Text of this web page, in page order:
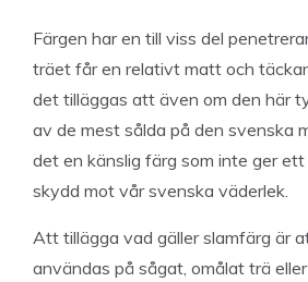
Färgen har en till viss del
träet får en relativt matt och
det tilläggas att även om den här
av de mest sålda på den svenska
det en känslig färg som inte ger
skydd mot vår svenska väderlek.
Att tillägga vad gäller slamfärg är
användas på sågat, omålat trä